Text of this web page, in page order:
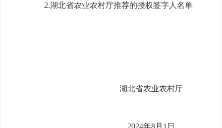
2.湖北省农业农村厅推荐的授权签字人名单
湖北省农业农村厅
2024年8月 1 日